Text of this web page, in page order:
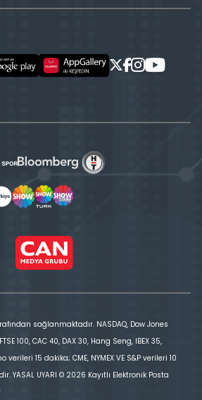
sağlanmaktadır. NASDAQ, Dow Jones
100, CAC 40, DAX 30, Hang Seng, IBEX 35,
verileri 15 dakika; CME, NYMEX VE S&P verileri 10
YASAL UYARI © 2026 Kayıtlı Elektronik Posta